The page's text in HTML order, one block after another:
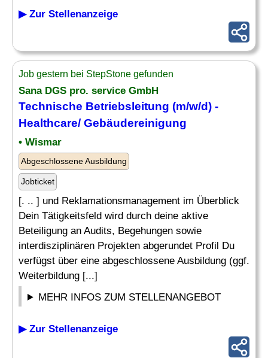
▶ Zur Stellenanzeige
Job gestern bei StepStone gefunden
Sana DGS pro. service GmbH
Technische Betriebsleitung (m/w/d) -
Healthcare/ Gebäudereinigung
• Wismar
Abgeschlossene Ausbildung
Jobticket
[. .. ] und Reklamationsmanagement im Überblick
Dein Tätigkeitsfeld wird durch deine aktive
Beteiligung an Audits, Begehungen sowie
interdisziplinären Projekten abgerundet Profil Du
verfügst über eine abgeschlossene Ausbildung (ggf.
Weiterbildung [...]
MEHR INFOS ZUM STELLENANGEBOT
▶ Zur Stellenanzeige